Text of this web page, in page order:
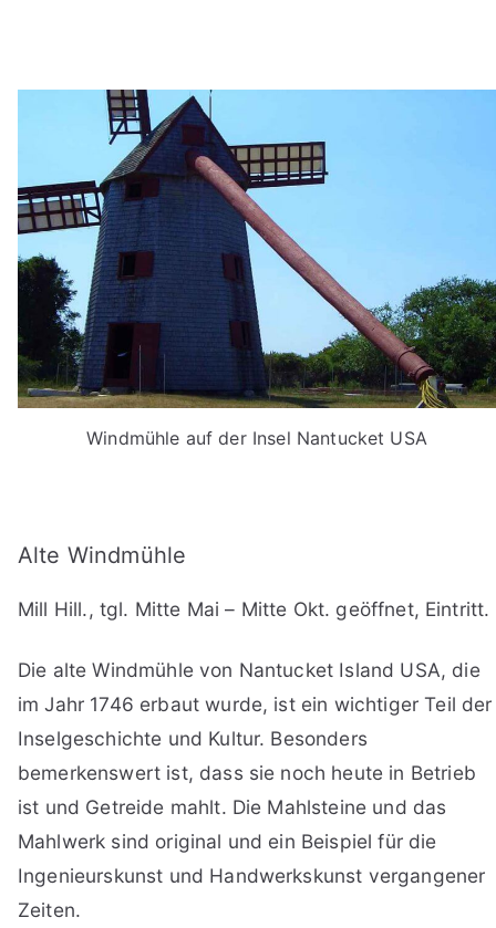
Windmühle auf der Insel Nantucket USA
Alte Windmühle
Mill Hill., tgl. Mitte Mai – Mitte Okt. geöffnet, Eintritt.
Die alte Windmühle von Nantucket Island USA, die
im Jahr 1746 erbaut wurde, ist ein wichtiger Teil der
Inselgeschichte und Kultur. Besonders
bemerkenswert ist, dass sie noch heute in Betrieb
ist und Getreide mahlt. Die Mahlsteine und das
Mahlwerk sind original und ein Beispiel für die
Ingenieurskunst und Handwerkskunst vergangener
Zeiten.